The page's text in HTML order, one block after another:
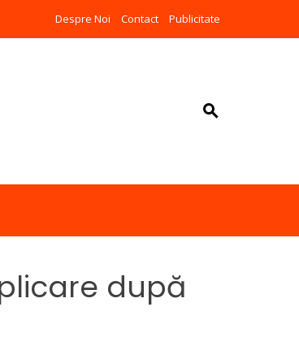
Despre Noi Contact Publicitate
după